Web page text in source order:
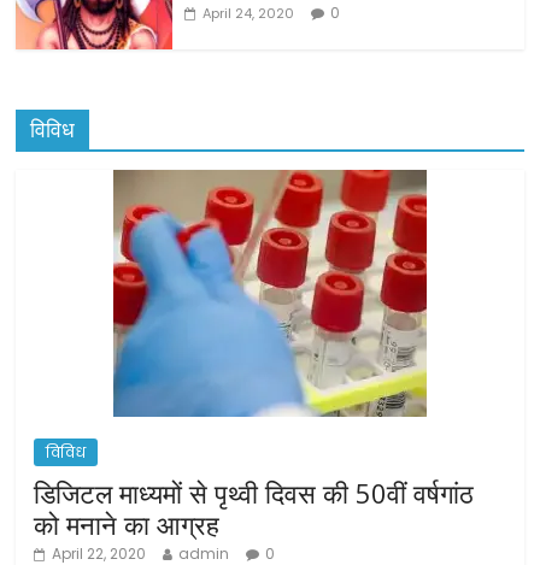
April 24, 2020 0
विविध
विविध
डिजिटल माध्यमों से पृथ्वी दिवस की 50वीं वर्षगांठ
को मनाने का आग्रह
April 22, 2020 admin 0